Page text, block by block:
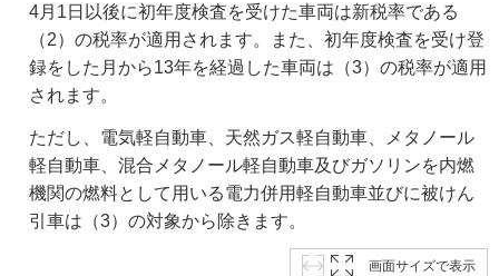
4月1日以後に初年度検査を受けた車両は新税率である
（2）の税率が適用されます。また、初年度検査を受け登
録をした月から13年を経過した車両は（3）の税率が適用
されます。
ただし、電気軽自動車、天然ガス軽自動車、メタノール
軽自動車、混合メタノール軽自動車及びガソリンを内燃
機関の燃料として用いる電力併用軽自動車並びに被けん
引車は（3）の対象から除きます。
画面サイズで表示